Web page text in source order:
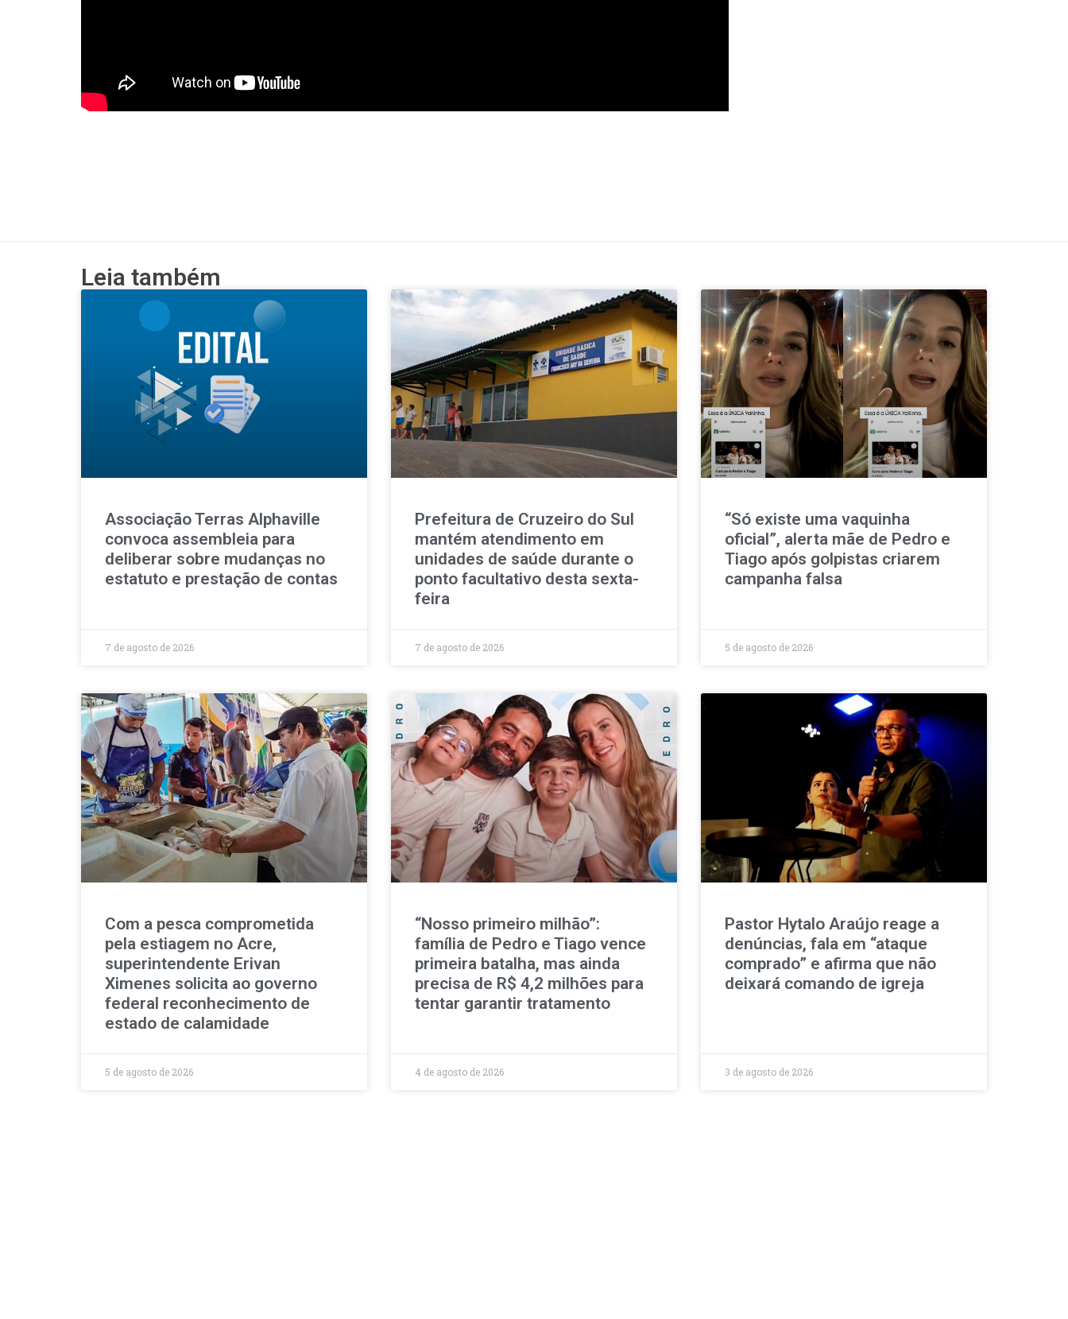
Leia também
Associação Terras Alphaville
convoca assembleia para
deliberar sobre mudanças no
estatuto e prestação de contas
7 de agosto de 2026
Prefeitura de Cruzeiro do Sul
mantém atendimento em
unidades de saúde durante o
ponto facultativo desta sexta-
feira
7 de agosto de 2026
“Só existe uma vaquinha
oficial”, alerta mãe de Pedro e
Tiago após golpistas criarem
campanha falsa
5 de agosto de 2026
Com a pesca comprometida
pela estiagem no Acre,
superintendente Erivan
Ximenes solicita ao governo
federal reconhecimento de
estado de calamidade
5 de agosto de 2026
“Nosso primeiro milhão”:
família de Pedro e Tiago vence
primeira batalha, mas ainda
precisa de R$ 4,2 milhões para
tentar garantir tratamento
4 de agosto de 2026
Pastor Hytalo Araújo reage a
denúncias, fala em “ataque
comprado” e afirma que não
deixará comando de igreja
3 de agosto de 2026